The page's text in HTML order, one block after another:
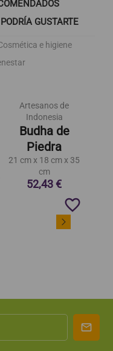
GUSTARTE
e higiene
Artesanos de
Indonesia
Budha de
Piedra
21 cm x 18 cm x 35
cm
52,43 €
favorite_border